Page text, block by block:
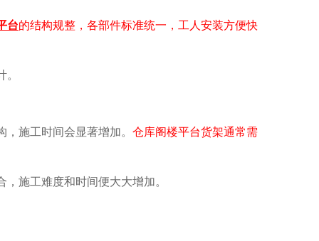
台的结构规整，各部件标准统一，工人安装方便快
施工时间会显著增加。 仓库阁楼平台货架通常需
施工难度和时间便大大增加。